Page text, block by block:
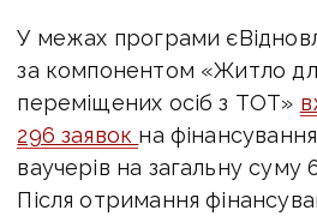
У межах програми
за компонентом «Житло
переміщених осіб з ТОТ»
296 заявок на
ваучерів на загальну суму
Після отримання